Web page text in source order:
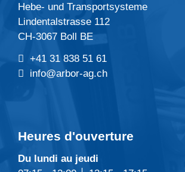
Hebe- und Transportsysteme
Lindentalstrasse 112
CH-3067 Boll BE
+41 31 838 51 61
info@arbor-ag.ch
Heures d'ouverture
Du lundi au jeudi